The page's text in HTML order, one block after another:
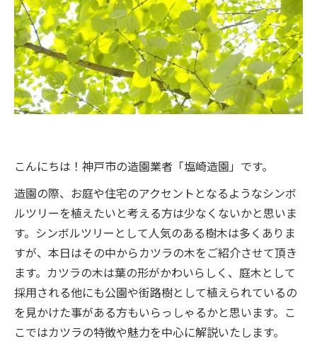
こんにちは！神戸市の造園業者「塩崎造園」です。
造園の際、お庭や住宅のアクセントとなるようなシンボ
ルツリーを植えたいと考える方は少なくないかと思いま
す。シンボルツリーとして人気のある樹木は多くありま
すが、本日はその中からカツラの木をご紹介させて頂き
ます。カツラの木は葉の形がかわいらしく、庭木として
採用される他にも公園や街路樹として植えられているの
を見かけた事がある方もいらっしゃるかと思います。こ
こではカツラの特徴や魅力を中心に解説いたします。